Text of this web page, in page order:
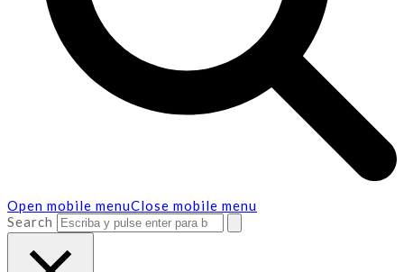
Open mobile menuClose mobile menu
Search